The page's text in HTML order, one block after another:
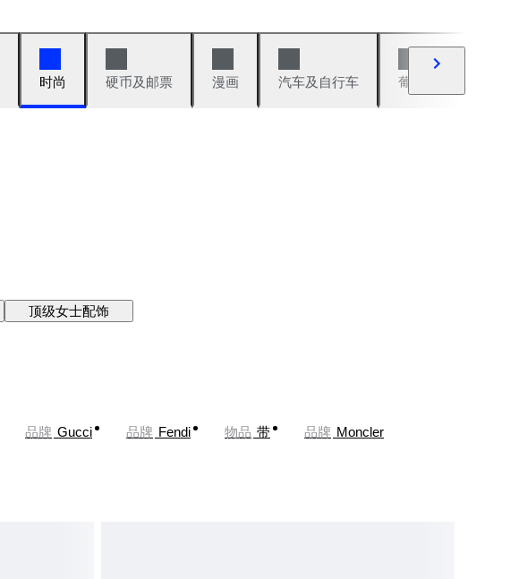
时尚 硬币及邮票 漫画 汽车及自行车 葡萄酒及烈性酒
顶级女士配饰
品牌 Gucci 品牌 Fendi 物品 带 品牌 Moncler